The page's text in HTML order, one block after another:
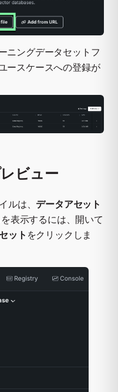
ニングデータセットフ
ースケースへの登録が
ビュー
ルは、 データアセット
表示するには、開いて
ット をクリックしま